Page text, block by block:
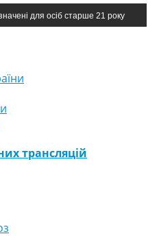
для осіб старше 21 року
трансляцій